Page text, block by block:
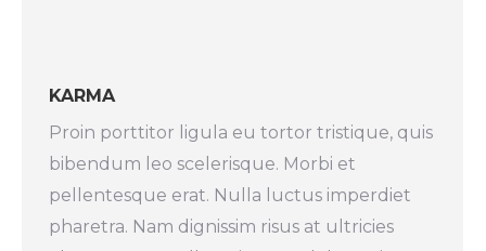
KARMA
Proin porttitor ligula eu tortor tristique, quis
bibendum leo scelerisque. Morbi et
pellentesque erat. Nulla luctus imperdiet
pharetra. Nam dignissim risus at ultricies